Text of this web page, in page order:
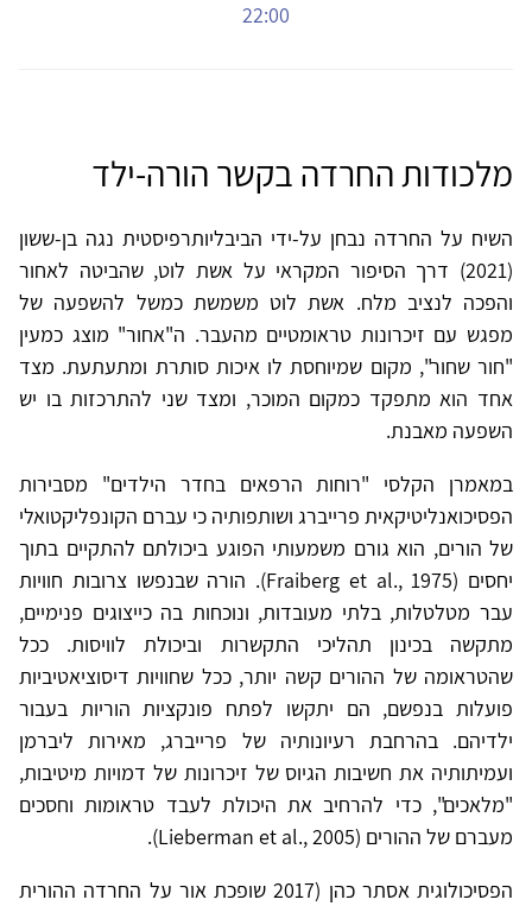
22:00
מלכודות החרדה בקשר הורה-ילד
השיח על החרדה נבחן על-ידי הביבליותרפיסטית נגה בן-ששון
(2021) דרך הסיפור המקראי על אשת לוט, שהביטה לאחור
והפכה לנציב מלח. אשת לוט משמשת כמשל להשפעה של
מפגש עם זיכרונות טראומטיים מהעבר. ה"אחור" מוצג כמעין
"חור שחור", מקום שמיוחסת לו איכות סותרת ומתעתעת. מצד
אחד הוא מתפקד כמקום המוכר, ומצד שני להתרכזות בו יש
השפעה מאבנת.
במאמרן הקלסי "רוחות הרפאים בחדר הילדים" מסבירות
הפסיכואנליטיקאית פרייברג ושותפותיה כי עברם הקונפליקטואלי
של הורים, הוא גורם משמעותי הפוגע ביכולתם להתקיים בתוך
יחסים (Fraiberg et al., 1975). הורה שבנפשו צרובות חוויות
עבר מטלטלות, בלתי מעובדות, ונוכחות בה כייצוגים פנימיים,
מתקשה בכינון תהליכי התקשרות וביכולת לוויסות. ככל
שהטראומה של ההורים קשה יותר, ככל שחוויות דיסוציאטיביות
פועלות בנפשם, הם יתקשו לפתח פונקציות הוריות בעבור
ילדיהם. בהרחבת רעיונותיה של פרייברג, מאירות ליברמן
ועמיתותיה את חשיבות הגיוס של זיכרונות של דמויות מיטיבות,
"מלאכים", כדי להרחיב את היכולת לעבד טראומות וחסכים
מעברם של ההורים (Lieberman et al., 2005).
הפסיכולוגית אסתר כהן (2017 שופכת אור על החרדה ההורית